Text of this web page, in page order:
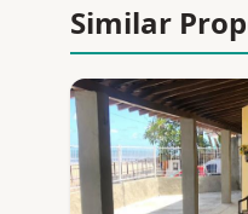
Similar